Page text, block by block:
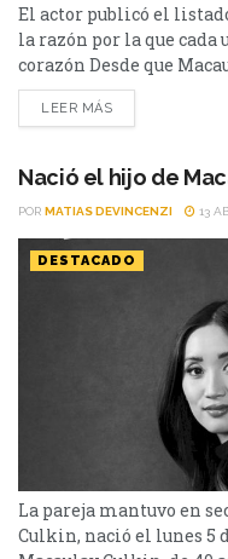
El actor publicó el
la razón por la que cada
corazón Desde que
hace cerca de un año,
presencia en internet y
LEER MÁS
Nació el hijo de
POR MATIAS DEVINCENZI 13
DESTACADO
La pareja mantuvo en
Culkin, nació el lunes 5